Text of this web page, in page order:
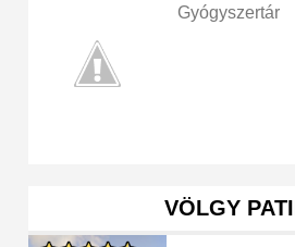
Gyógyszertár
VÖLGY